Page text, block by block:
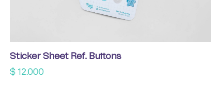
Sticker Sheet Ref. Buttons
$ 12.000